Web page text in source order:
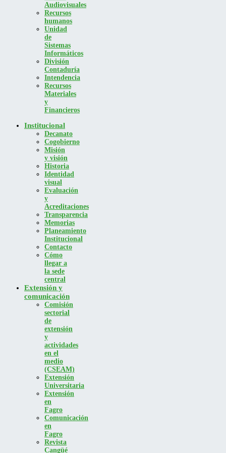
Audiovisuales
Recursos
humanos
Unidad
de
Sistemas
Informáticos
División
Contaduría
Intendencia
Recursos
Materiales
y
Financieros
Institucional
Decanato
Cogobierno
Misión
y visión
Historia
Identidad
visual
Evaluación
y
Acreditaciones
Transparencia
Memorias
Planeamiento
Institucional
Contacto
Cómo
llegar a
la sede
central
Extensión y
comunicación
Comisión
sectorial
de
extensión
y
actividades
en el
medio
(CSEAM)
Extensión
Universitaria
Extensión
en
Fagro
Comunicación
en
Fagro
Revista
Cangüé